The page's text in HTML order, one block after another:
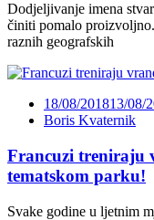
Dodjeljivanje imena
činiti pomalo
raznih geografskih
18/08/201813/08/
Boris Kvaternik
Francuzi treniraju
tematskom parku!
Svake godine u ljetnim